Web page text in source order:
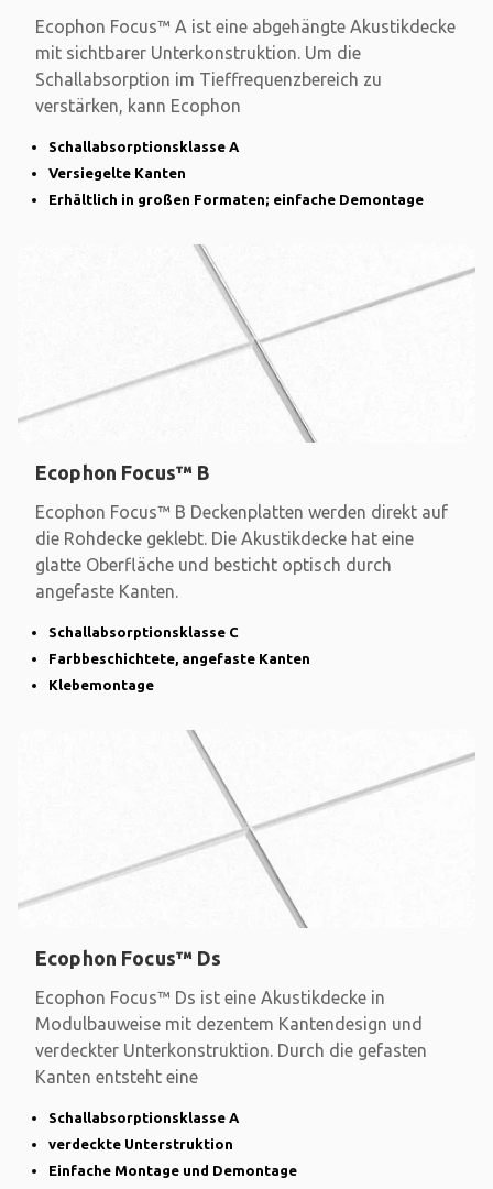
Ecophon Focus™ A ist eine abgehängte Akustikdecke
mit sichtbarer Unterkonstruktion. Um die
Schallabsorption im Tieffrequenzbereich zu
verstärken, kann Ecophon
Schallabsorptionsklasse A
Versiegelte Kanten
Erhältlich in großen Formaten; einfache Demontage
Ecophon Focus™ B
Ecophon Focus™ B Deckenplatten werden direkt auf
die Rohdecke geklebt. Die Akustikdecke hat eine
glatte Oberfläche und besticht optisch durch
angefaste Kanten.
Schallabsorptionsklasse C
Farbbeschichtete, angefaste Kanten
Klebemontage
Ecophon Focus™ Ds
Ecophon Focus™ Ds ist eine Akustikdecke in
Modulbauweise mit dezentem Kantendesign und
verdeckter Unterkonstruktion. Durch die gefasten
Kanten entsteht eine
Schallabsorptionsklasse A
verdeckte Unterstruktion
Einfache Montage und Demontage